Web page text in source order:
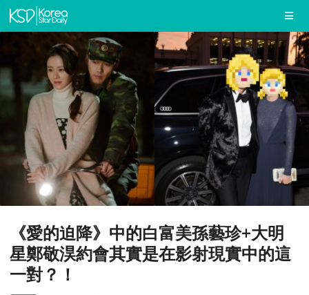
《愛的迫降》中的白富美孫藝珍+大明
星鄭敬淏約會其實是在影射現實中的這
一對？！